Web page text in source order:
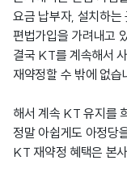
요금 납부자, 설치하는
편법가입을 가려내고
결국 KT를 계속해서
재약정할 수 밖에 없
해서 계속 KT 유지를
정말 아쉽게도 아정당
KT 재약정 혜택은 본